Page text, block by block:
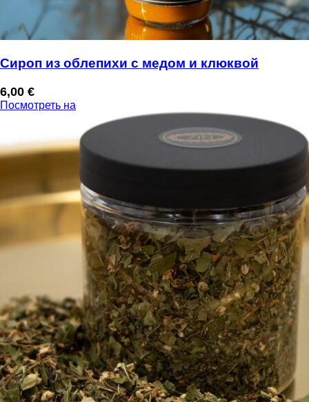
Сироп из облепихи с медом и клюквой
6,00 €
Посмотреть на